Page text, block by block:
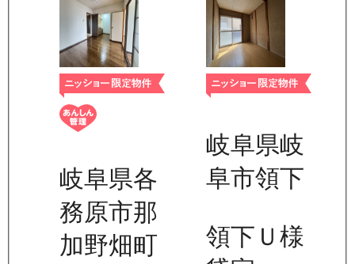
岐阜県各
務原市那
加野畑町
岐阜県岐
阜市領下
領下Ｕ様